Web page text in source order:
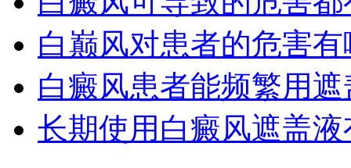
白巅风对患者的危害
白癜风患者能频繁用
长期使用白癜风遮盖